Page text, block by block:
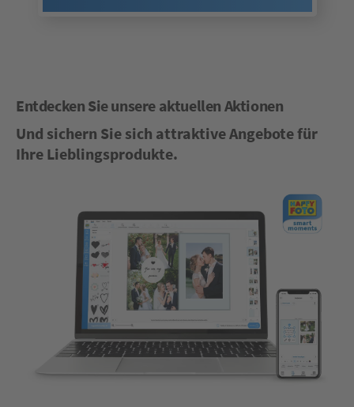
Entdecken Sie unsere aktuellen Aktionen
Und sichern Sie sich attraktive Angebote für
Ihre Lieblingsprodukte.